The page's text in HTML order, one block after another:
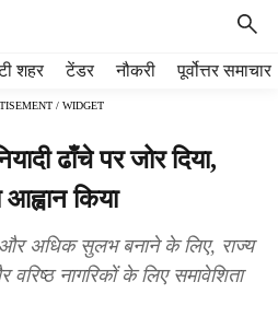
शहर टेंडर नौकरी पूर्वोत्तर समाचार
/ WIDGET
ढाँचे पर जोर दिया,
किया
और अधिक सुलभ बनाने के लिए, राज्य
नागरिकों के लिए समावेशिता